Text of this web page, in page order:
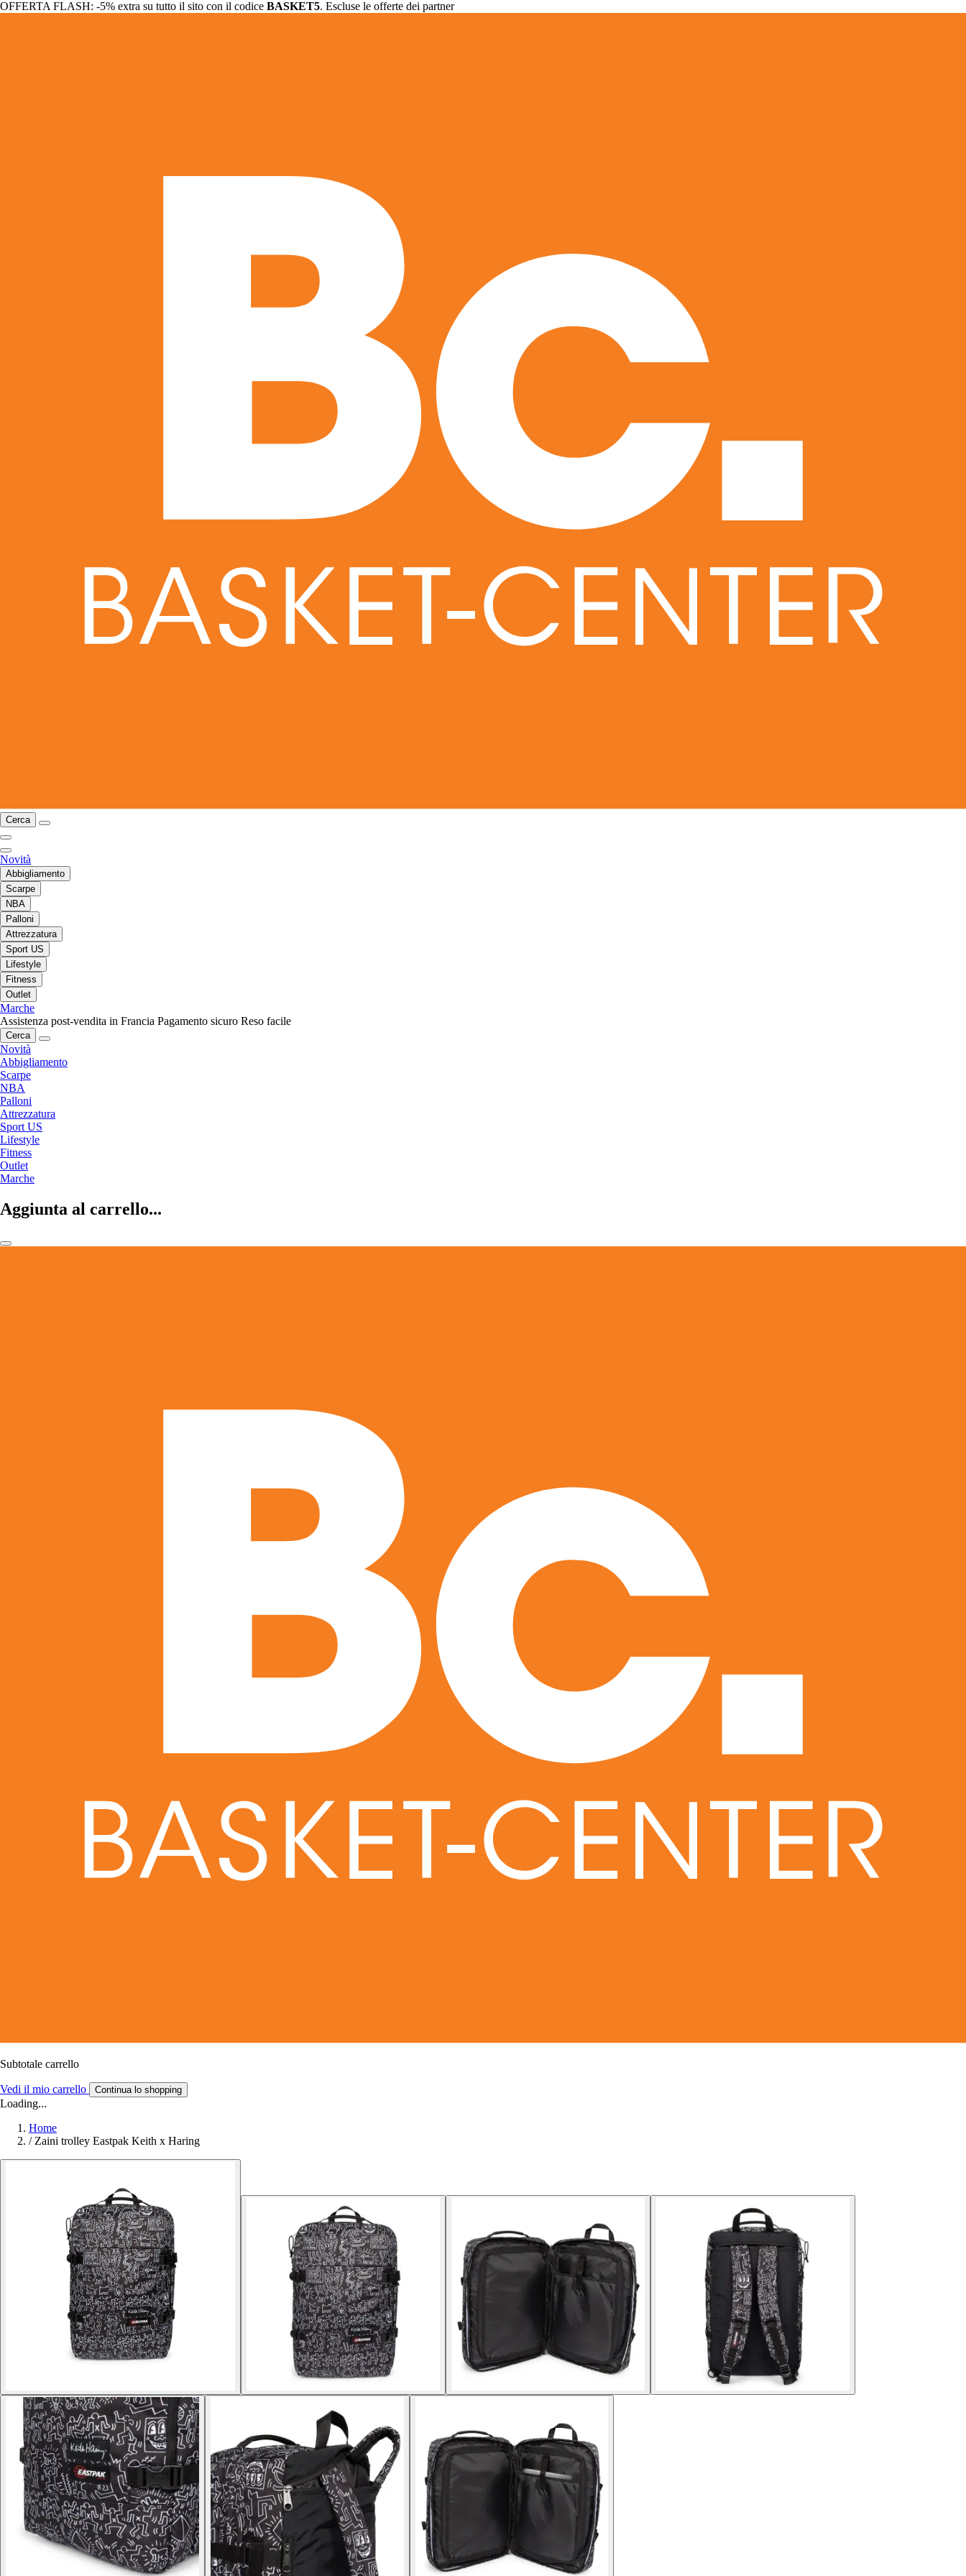
OFFERTA FLASH: -5% extra su tutto il sito con il codice BASKET5. Escluse le offerte dei partner
Cerca
Novità
Abbigliamento
Scarpe
NBA
Palloni
Attrezzatura
Sport US
Lifestyle
Fitness
Outlet
Marche
Assistenza post-vendita in Francia Pagamento sicuro Reso facile
Cerca
Novità
Abbigliamento
Scarpe
NBA
Palloni
Attrezzatura
Sport US
Lifestyle
Fitness
Outlet
Marche
Aggiunta al carrello...
Subtotale carrello
Vedi il mio carrello Continua lo shopping
Loading...
Home
/ Zaini trolley Eastpak Keith x Haring